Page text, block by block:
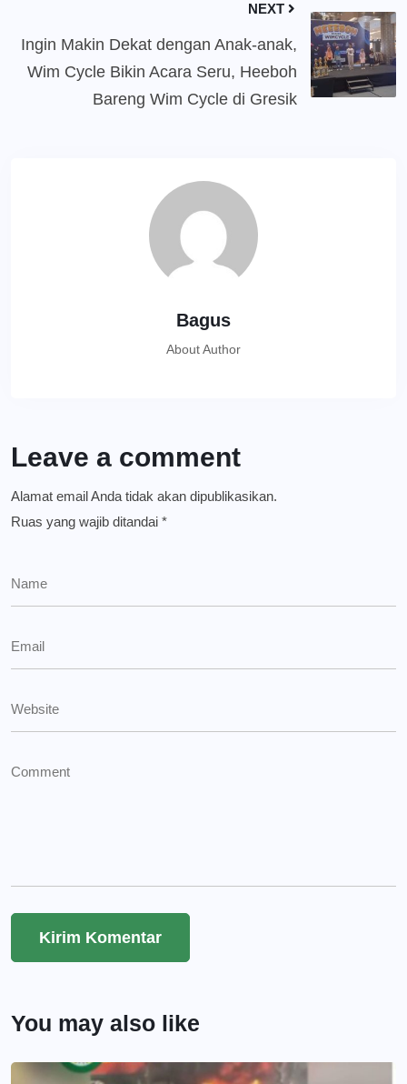
NEXT
Ingin Makin Dekat dengan Anak-anak,
Wim Cycle Bikin Acara Seru, Heeboh
Bareng Wim Cycle di Gresik
Bagus
About Author
Leave a comment
Alamat email Anda tidak akan dipublikasikan.
Ruas yang wajib ditandai *
You may also like